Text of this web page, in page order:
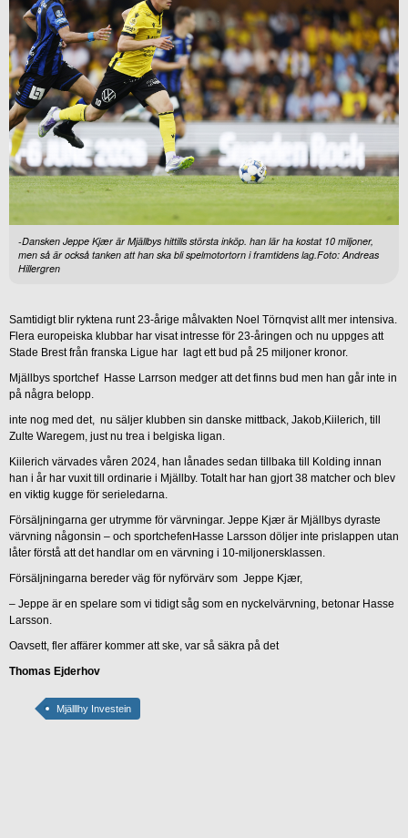
-Dansken Jeppe Kjær är Mjällbys hittills största inköp. han lär ha kostat 10 miljoner,
men så är också tanken att han ska bli spelmotortorn i framtidens lag.Foto: Andreas
Hillergren
Samtidigt blir ryktena runt 23-årige målvakten Noel Törnqvist allt mer intensiva.
Flera europeiska klubbar har visat intresse för 23-åringen och nu uppges att
Stade Brest från franska Ligue har lagt ett bud på 25 miljoner kronor.
Mjällbys sportchef Hasse Larrson medger att det finns bud men han går inte in
på några belopp.
inte nog med det, nu säljer klubben sin danske mittback, Jakob,Kiilerich, till
Zulte Waregem, just nu trea i belgiska ligan.
Kiilerich värvades våren 2024, han lånades sedan tillbaka till Kolding innan
han i år har vuxit till ordinarie i Mjällby. Totalt har han gjort 38 matcher och blev
en viktig kugge för serieledarna.
Försäljningarna ger utrymme för värvningar. Jeppe Kjær är Mjällbys dyraste
värvning någonsin – och sportchefenHasse Larsson döljer inte prislappen utan
låter förstå att det handlar om en värvning i 10-miljonersklassen.
Försäljningarna bereder väg för nyförvärv som Jeppe Kjær,
– Jeppe är en spelare som vi tidigt såg som en nyckelvärvning, betonar Hasse
Larsson.
Oavsett, fler affärer kommer att ske, var så säkra på det
Thomas Ejderhov
Mjälllhy Investein